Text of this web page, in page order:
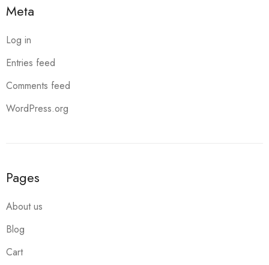
Meta
Log in
Entries feed
Comments feed
WordPress.org
Pages
About us
Blog
Cart